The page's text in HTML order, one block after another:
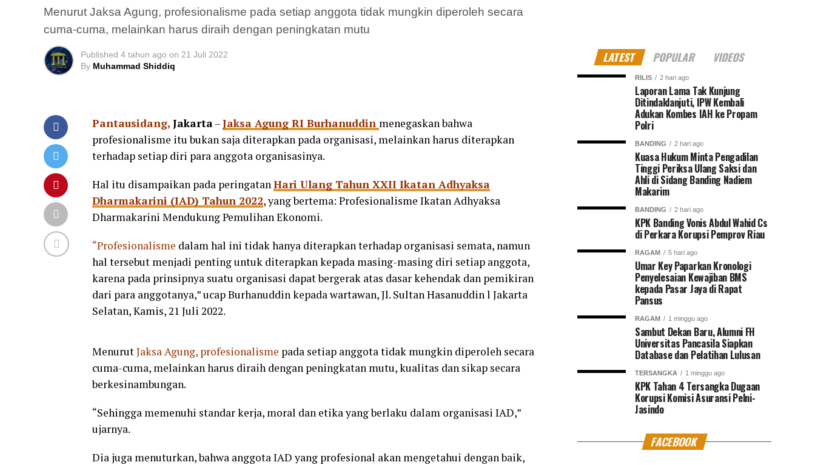
Menurut Jaksa Agung, profesionalisme pada setiap anggota tidak mungkin diperoleh secara
cuma-cuma, melainkan harus diraih dengan peningkatan mutu
Published 4 tahun ago on 21 Juli 2022
By Muhammad Shiddiq
Pantausidang, Jakarta–Jaksa Agung RI Burhanuddin menegaskan bahwa
profesionalisme itu bukan saja diterapkan pada organisasi, melainkan harus diterapkan
terhadap setiap diri para anggota organisasinya.
Hal itu disampaikan pada peringatanHari Ulang Tahun XXII Ikatan Adhyaksa
Dharmakarini (IAD) Tahun 2022, yang bertema: Profesionalisme Ikatan Adhyaksa
Dharmakarini Mendukung Pemulihan Ekonomi.
“Profesionalisme dalam hal ini tidak hanya diterapkan terhadap organisasi semata, namun
hal tersebut menjadi penting untuk diterapkan kepada masing-masing diri setiap anggota,
karena pada prinsipnya suatu organisasi dapat bergerak atas dasar kehendak dan pemikiran
dari para anggotanya,” ucap Burhanuddin kepada wartawan, Jl. Sultan Hasanuddin l Jakarta
Selatan, Kamis, 21 Juli 2022.
MenurutJaksa Agung, profesionalisme pada setiap anggota tidak mungkin diperoleh secara
cuma-cuma, melainkan harus diraih dengan peningkatan mutu, kualitas dan sikap secara
berkesinambungan.
“Sehingga memenuhi standar kerja, moral dan etika yang berlaku dalam organisasi IAD,”
ujarnya.
Dia juga menuturkan, bahwa anggota IAD yang profesional akan mengetahui dengan baik,
LATEST POPULAR VIDEOS
RILIS 2 hari ago
Laporan Lama Tak Kunjung
Ditindaklanjuti, IPW Kembali
Adukan Kombes IAH ke Propam
Polri
BANDING 2 hari ago
Kuasa Hukum Minta Pengadilan
Tinggi Periksa Ulang Saksi dan
Ahli di Sidang Banding Nadiem
Makarim
BANDING 2 hari ago
KPK Banding Vonis Abdul Wahid Cs
di Perkara Korupsi Pemprov Riau
RAGAM 5 hari ago
Umar Key Paparkan Kronologi
Penyelesaian Kewajiban BMS
kepada Pasar Jaya di Rapat
Pansus
RAGAM 1 minggu ago
Sambut Dekan Baru, Alumni FH
Universitas Pancasila Siapkan
Database dan Pelatihan Lulusan
TERSANGKA 1 minggu ago
KPK Tahan 4 Tersangka Dugaan
Korupsi Komisi Asuransi Pelni-
Jasindo
FACEBOOK